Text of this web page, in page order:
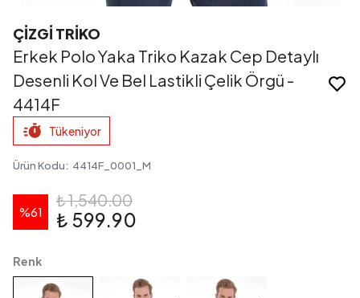
ÇİZGİ TRİKO
Erkek Polo Yaka Triko Kazak Cep Detaylı
Desenli Kol Ve Bel Lastikli Çelik Örgü -
4414F
Tükeniyor
Ürün Kodu: 4414F_0001_M
%61
₺ 1,540.00
₺ 599.90
Renk